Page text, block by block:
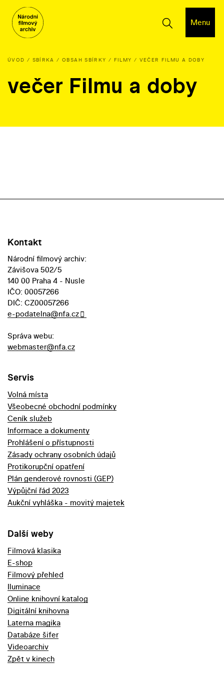
Menu
ÚVOD SBÍRKA OBSAH SBÍRKY FILMY VEČER FILMU A DOBY
večer Filmu a doby
Kontakt
Národní filmový archiv:
Závišova 502/5
140 00 Praha 4 - Nusle
IČO: 00057266
DIČ: CZ00057266
e-podatelna@nfa.cz
Správa webu:
webmaster@nfa.cz
Servis
Volná místa
Všeobecné obchodní podmínky
Ceník služeb
Informace a dokumenty
Prohlášení o přístupnosti
Zásady ochrany osobních údajů
Protikorupční opatření
Plán genderové rovnosti (GEP)
Výpůjční řád 2023
Aukční vyhláška - movitý majetek
Další weby
Filmová klasika
E-shop
Filmový přehled
Iluminace
Online knihovní katalog
Digitální knihovna
Laterna magika
Databáze šifer
Videoarchiv
Zpět v kinech